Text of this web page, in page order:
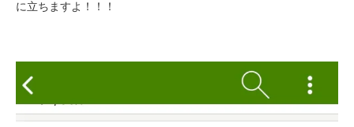
に立ちますよ！！！